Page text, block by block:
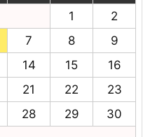
1
2
7 8
9
14 15
16
21 22
23
28 29
30